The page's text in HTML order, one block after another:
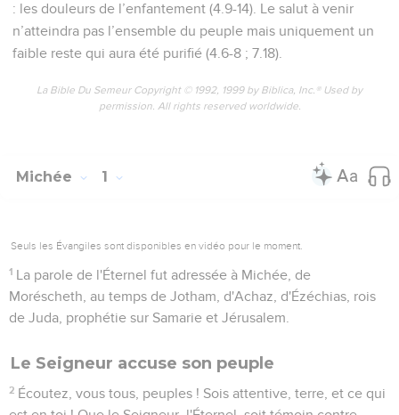
: les douleurs de l’enfantement (4.9-14). Le salut à venir
n’atteindra pas l’ensemble du peuple mais uniquement un
faible reste qui aura été purifié (4.6-8 ; 7.18).
La Bible Du Semeur Copyright © 1992, 1999 by Biblica, Inc.® Used by
permission. All rights reserved worldwide.
Michée 1
Seuls les Évangiles sont disponibles en vidéo pour le moment.
1 La parole de l'Éternel fut adressée à Michée, de
Moréscheth, au temps de Jotham, d'Achaz, d'Ézéchias, rois
de Juda, prophétie sur Samarie et Jérusalem.
Le Seigneur accuse son peuple
2 Écoutez, vous tous, peuples ! Sois attentive, terre, et ce qui